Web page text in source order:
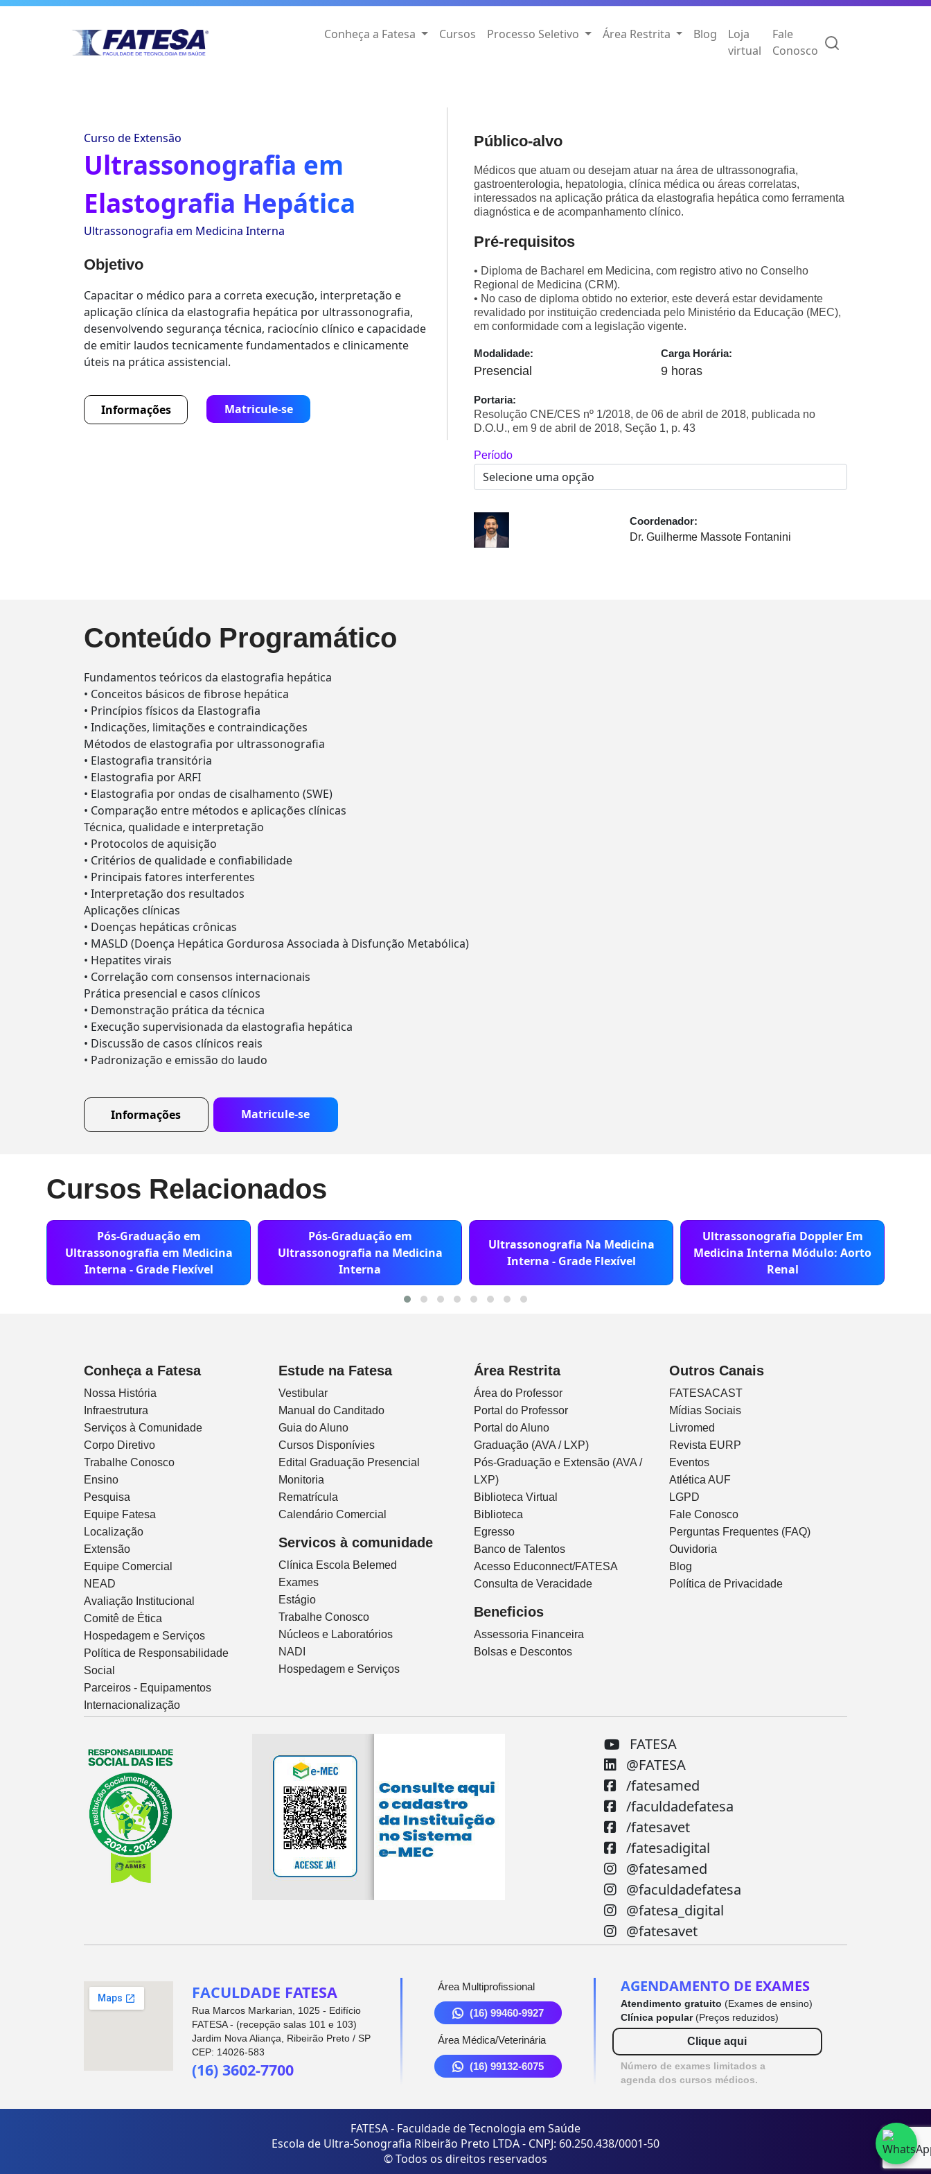
Conheça a Fatesa Cursos Processo Seletivo Área Restrita Blog
Loja
virtual
Fale
Conosco
Curso de Extensão
Ultrassonografia em
Elastografia Hepática
Ultrassonografia em Medicina Interna
Objetivo
Capacitar o médico para a correta execução, interpretação e
aplicação clínica da elastografia hepática por ultrassonografia,
desenvolvendo segurança técnica, raciocínio clínico e capacidade
de emitir laudos tecnicamente fundamentados e clinicamente
úteis na prática assistencial.
Informações Matricule-se
Público-alvo
Médicos que atuam ou desejam atuar na área de ultrassonografia,
gastroenterologia, hepatologia, clínica médica ou áreas correlatas,
interessados na aplicação prática da elastografia hepática como ferramenta
diagnóstica e de acompanhamento clínico.
Pré-requisitos
• Diploma de Bacharel em Medicina, com registro ativo no Conselho
Regional de Medicina (CRM).
• No caso de diploma obtido no exterior, este deverá estar devidamente
revalidado por instituição credenciada pelo Ministério da Educação (MEC),
em conformidade com a legislação vigente.
Modalidade:
Presencial
Carga Horária:
9 horas
Portaria:
Resolução CNE/CES nº 1/2018, de 06 de abril de 2018, publicada no
D.O.U., em 9 de abril de 2018, Seção 1, p. 43
Período
Coordenador:
Dr. Guilherme Massote Fontanini
Conteúdo Programático
Fundamentos teóricos da elastografia hepática
• Conceitos básicos de fibrose hepática
• Princípios físicos da Elastografia
• Indicações, limitações e contraindicações
Métodos de elastografia por ultrassonografia
• Elastografia transitória
• Elastografia por ARFI
• Elastografia por ondas de cisalhamento (SWE)
• Comparação entre métodos e aplicações clínicas
Técnica, qualidade e interpretação
• Protocolos de aquisição
• Critérios de qualidade e confiabilidade
• Principais fatores interferentes
• Interpretação dos resultados
Aplicações clínicas
• Doenças hepáticas crônicas
• MASLD (Doença Hepática Gordurosa Associada à Disfunção Metabólica)
• Hepatites virais
• Correlação com consensos internacionais
Prática presencial e casos clínicos
• Demonstração prática da técnica
• Execução supervisionada da elastografia hepática
• Discussão de casos clínicos reais
• Padronização e emissão do laudo
Informações Matricule-se
Cursos Relacionados
Pós-Graduação em
Ultrassonografia em Medicina
Interna - Grade Flexível
Pós-Graduação em
Ultrassonografia na Medicina
Interna
Ultrassonografia Na Medicina
Interna - Grade Flexível
Ultrassonografia Doppler Em
Medicina Interna Módulo: Aorto
Renal
Conheça a Fatesa
Nossa História
Infraestrutura
Serviços à Comunidade
Corpo Diretivo
Trabalhe Conosco
Ensino
Pesquisa
Equipe Fatesa
Localização
Extensão
Equipe Comercial
NEAD
Avaliação Institucional
Comitê de Ética
Hospedagem e Serviços
Política de Responsabilidade
Social
Parceiros - Equipamentos
Internacionalização
Estude na Fatesa
Vestibular
Manual do Canditado
Guia do Aluno
Cursos Disponívies
Edital Graduação Presencial
Monitoria
Rematrícula
Calendário Comercial
Servicos à comunidade
Clínica Escola Belemed
Exames
Estágio
Trabalhe Conosco
Núcleos e Laboratórios
NADI
Hospedagem e Serviços
Área Restrita
Área do Professor
Portal do Professor
Portal do Aluno
Graduação (AVA / LXP)
Pós-Graduação e Extensão (AVA /
LXP)
Biblioteca Virtual
Biblioteca
Egresso
Banco de Talentos
Acesso Educonnect/FATESA
Consulta de Veracidade
Beneficios
Assessoria Financeira
Bolsas e Descontos
Outros Canais
FATESACAST
Mídias Sociais
Livromed
Revista EURP
Eventos
Atlética AUF
LGPD
Fale Conosco
Perguntas Frequentes (FAQ)
Ouvidoria
Blog
Política de Privacidade
FATESA
@FATESA
/fatesamed
/faculdadefatesa
/fatesavet
/fatesadigital
@fatesamed
@faculdadefatesa
@fatesa_digital
@fatesavet
FACULDADE FATESA
Rua Marcos Markarian, 1025 - Edifício
FATESA - (recepção salas 101 e 103)
Jardim Nova Aliança, Ribeirão Preto / SP
CEP: 14026-583
(16) 3602-7700
Área Multiprofissional
(16) 99460-9927
Área Médica/Veterinária
(16) 99132-6075
AGENDAMENTO DE EXAMES
Atendimento gratuito (Exames de ensino)
Clínica popular(Preços reduzidos)
Clique aqui
Número de exames limitados a
agenda dos cursos médicos.
FATESA - Faculdade de Tecnologia em Saúde
Escola de Ultra-Sonografia Ribeirão Preto LTDA - CNPJ: 60.250.438/0001-50
© Todos os direitos reservados